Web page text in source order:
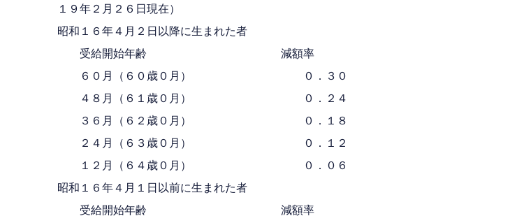
１９年２月２６日現在）
昭和１６年４月２日以降に生まれた者
受給開始年齢 減額率
６０月（６０歳０月） ０．３０
４８月（６１歳０月） ０．２４
３６月（６２歳０月） ０．１８
２４月（６３歳０月） ０．１２
１２月（６４歳０月） ０．０６
昭和１６年４月１日以前に生まれた者
受給開始年齢 減額率